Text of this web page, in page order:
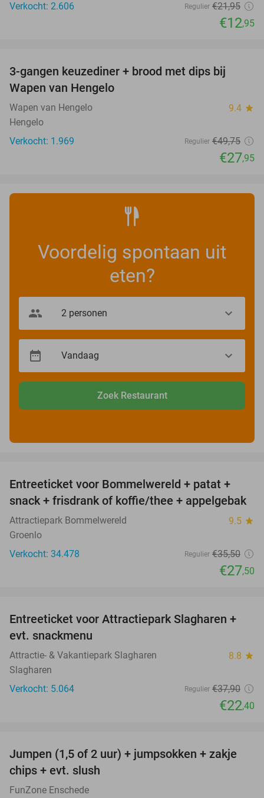
Verkocht: 2.606
Regulier €21,95
€12,95
3-gangen keuzediner + brood met dips bij
Wapen van Hengelo
Wapen van Hengelo 9.4 star
Hengelo
Verkocht: 1.969
Regulier €49,75
€27,95
Voordelig spontaan uit
eten?
Zoek Restaurant
23%
Entreeticket voor Bommelwereld + patat +
snack + frisdrank of koffie/thee + appelgebak
Attractiepark Bommelwereld 9.5 star
Groenlo
Verkocht: 34.478
Regulier €35,50
€27,50
41%
Entreeticket voor Attractiepark Slagharen +
evt. snackmenu
Attractie- & Vakantiepark Slagharen 8.8 star
Slagharen
Verkocht: 5.064
Regulier €37,90
€22,40
48%
Jumpen (1,5 of 2 uur) + jumpsokken + zakje
chips + evt. slush
FunZone Enschede